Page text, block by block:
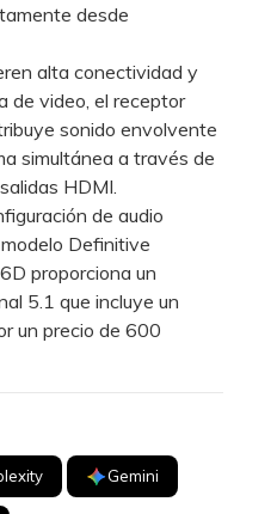
desde
alta conectividad y
de video, el receptor
sonido envolvente
simultánea a través de
HDMI.
de audio
Definitive
proporciona un
5.1 que incluye un
un precio de 600
Gemini